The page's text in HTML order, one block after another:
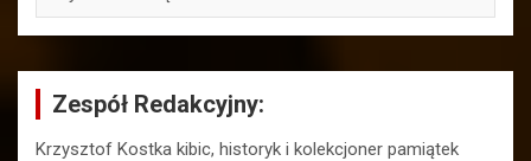
Zespół Redakcyjny:
Krzysztof Kostka kibic, historyk i kolekcjoner pamiątek